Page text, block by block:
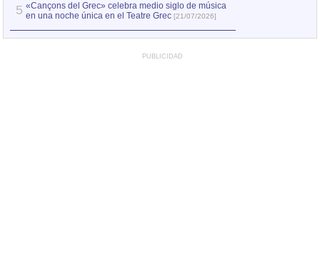
5 «Cançons del Grec» celebra medio siglo de música
en una noche única en el Teatre Grec [21/07/2026]
PUBLICIDAD